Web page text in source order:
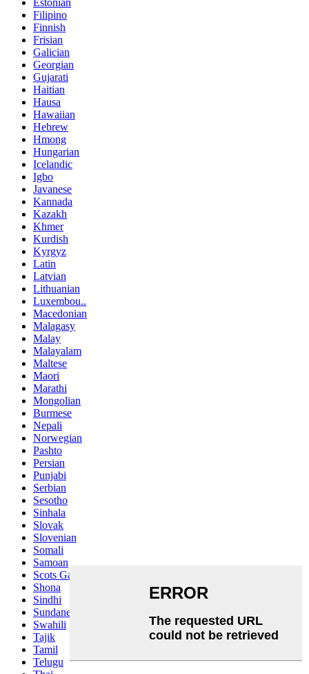
Filipino
Finnish
Frisian
Galician
Georgian
Gujarati
Haitian
Hausa
Hawaiian
Hebrew
Hmong
Hungarian
Icelandic
Igbo
Javanese
Kannada
Kazakh
Khmer
Kurdish
Kyrgyz
Latin
Latvian
Lithuanian
Luxembou..
Macedonian
Malagasy
Malay
Malayalam
Maltese
Maori
Marathi
Mongolian
Burmese
Nepali
Norwegian
Pashto
Persian
Punjabi
Serbian
Sesotho
Sinhala
Slovak
Slovenian
Somali
Samoan
Scots Gaelic
Shona
Sindhi
Sundanese
Swahili
Tajik
Tamil
Telugu